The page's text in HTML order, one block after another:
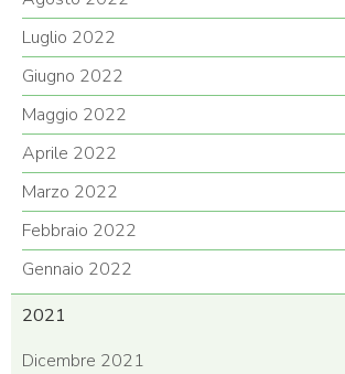
Luglio 2022
Giugno 2022
Maggio 2022
Aprile 2022
Marzo 2022
Febbraio 2022
Gennaio 2022
2021
Dicembre 2021